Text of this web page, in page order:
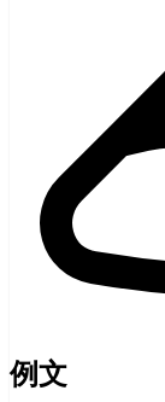
例文